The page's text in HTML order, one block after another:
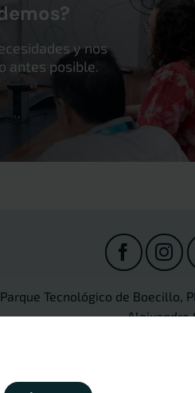
y nos
antes posible.
Parque Tecnológico de Boecillo,
Aleixandre